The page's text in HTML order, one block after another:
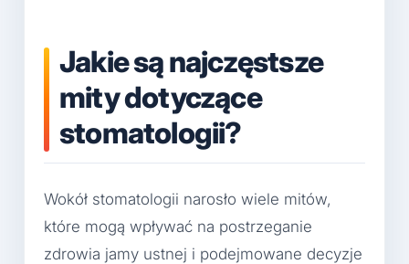
Jakie są najczęstsze
mity dotyczące
stomatologii?
Wokół stomatologii narosło wiele mitów,
które mogą wpływać na postrzeganie
zdrowia jamy ustnej i podejmowane decyzje